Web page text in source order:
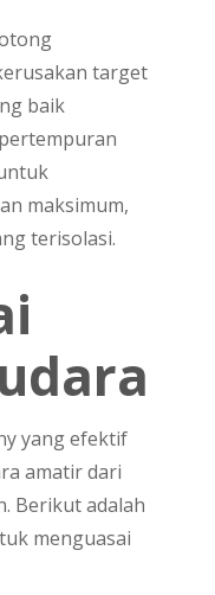
target
baik
maksimum,
terisolasi.
yang efektif
amatir dari
Berikut adalah
menguasai